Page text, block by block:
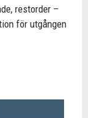
restorder –
för utgången